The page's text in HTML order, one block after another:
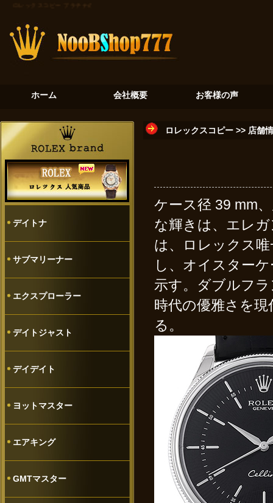
プラチナの氷河：デイトナ116506が奏でる至高のクロノグラフ
ホーム 会社概要 お客様の声
デイトナ
サブマリーナー
エクスプローラー
デイトジャスト
デイデイト
ヨットマスター
エアキング
GMTマスター
ロレックスコピー >> 店舗
ケース径 39 mm
な輝きは、エレ
は、ロレックス
し、オイスター
示す。ダブルフ
時代の優雅さを
る。